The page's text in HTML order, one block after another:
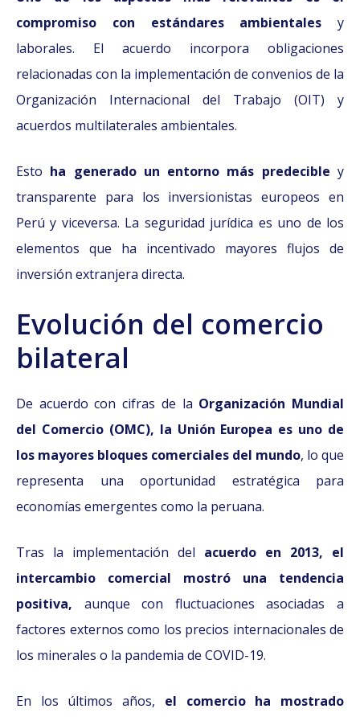
compromiso con estándares ambientales y
laborales. El acuerdo incorpora obligaciones
relacionadas con la implementación de convenios de la
Organización Internacional del Trabajo (OIT) y
acuerdos multilaterales ambientales.
Esto ha generado un entorno más predecible y
transparente para los inversionistas europeos en
Perú y viceversa. La seguridad jurídica es uno de los
elementos que ha incentivado mayores flujos de
inversión extranjera directa.
Evolución del comercio
bilateral
De acuerdo con cifras de la Organización Mundial
del Comercio (OMC), la Unión Europea es uno de
los mayores bloques comerciales del mundo, lo que
representa una oportunidad estratégica para
economías emergentes como la peruana.
Tras la implementación del acuerdo en 2013, el
intercambio comercial mostró una tendencia
positiva, aunque con fluctuaciones asociadas a
factores externos como los precios internacionales de
los minerales o la pandemia de COVID-19.
En los últimos años, el comercio ha mostrado